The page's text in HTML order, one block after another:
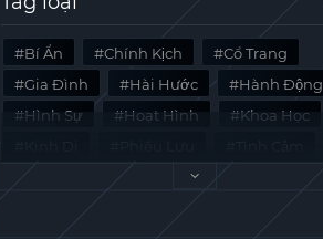
Bí Ẩn Chính Kịch
Cổ Trang
Gia Đình
Hài Hước
Hành Động
Hình Sự
Hoạt Hình
Khoa Học
Tài Liệu
Tâm Lý Viễn Tưởng